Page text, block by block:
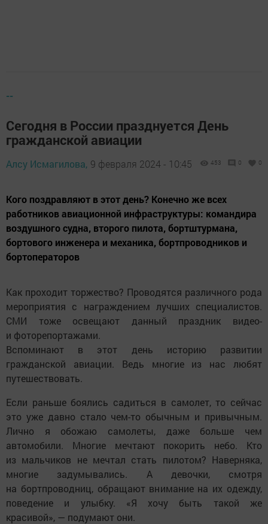
--
Сегодня в России празднуется День
гражданской авиации
Алсу Исмагилова, 9 февраля 2024 - 10:45 453 0 0
Кого поздравляют в этот день? Конечно же всех
работников авиационной инфраструктуры: командира
воздушного судна, второго пилота, бортштурмана,
бортового инженера и механика, бортпроводников и
бортоператоров
Как проходит торжество? Проводятся различного рода
мероприятия с награждением лучших специалистов.
СМИ тоже освещают данный праздник видео-
и фоторепортажами.
Вспоминают в этот день историю развитии
гражданской авиации. Ведь многие из нас любят
путешествовать.
Если раньше боялись садиться в самолет, то сейчас
это уже давно стало чем-то обычным и привычным.
Лично я обожаю самолеты, даже больше чем
автомобили. Многие мечтают покорить небо. Кто
из мальчиков не мечтал стать пилотом? Наверняка,
многие задумывались. А девочки, смотря
на бортпроводниц, обращают внимание на их одежду,
поведение и улыбку. «Я хочу быть такой же
красивой», — подумают они.